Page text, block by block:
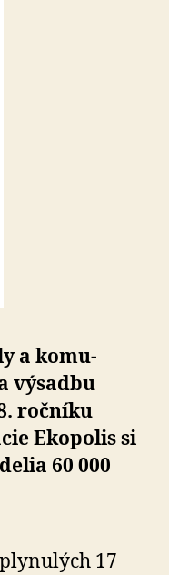
a ko­mu­
vý­sad­bu
ročníku
Ekopolis si
60 000
17